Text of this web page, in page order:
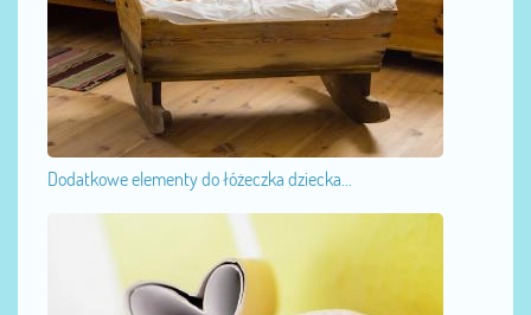
Dodatkowe elementy do łóżeczka dziecka...